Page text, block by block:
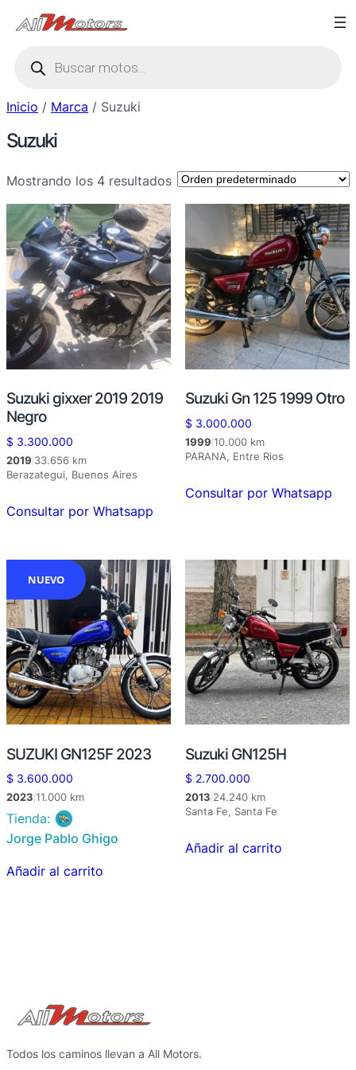
Saltar
al
productos
Inicio / Marca / Suzuki
Suzuki
Mostrando los 4 resultados
Suzuki gixxer 2019 2019
Negro
$ 3.300.000
2019 33.656 km
Berazategui, Buenos Aires
Consultar por Whatsapp
Suzuki Gn 125 1999 Otro
$3.000.000
1999 10.000 km
PARANA, Entre Rios
Consultar por Whatsapp
NUEVO
SUZUKI GN125F 2023
$ 3.600.000
2023 11.000 km
Tienda:
Jorge Pablo Ghigo
Añadir al carrito
Suzuki GN125H
$2.700.000
2013 24.240 km
Santa Fe, Santa Fe
Añadir al carrito
Todos los caminos llevan a All Motors.